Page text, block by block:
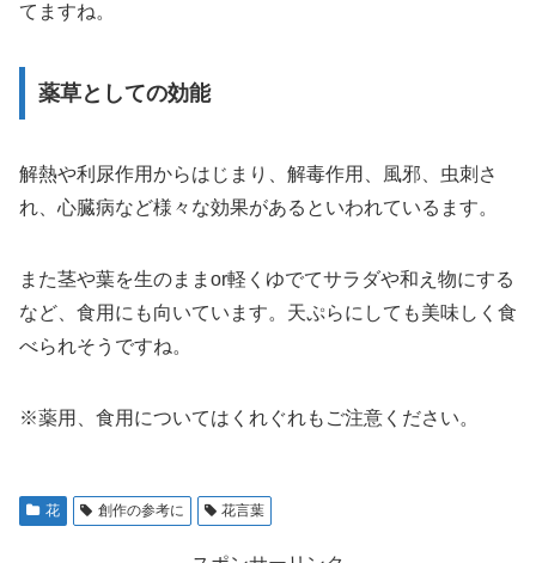
てますね。
薬草としての効能
解熱や利尿作用からはじまり、解毒作用、風邪、虫刺さ
れ、心臓病など様々な効果があるといわれているます。
また茎や葉を生のままor軽くゆでてサラダや和え物にする
など、食用にも向いています。天ぷらにしても美味しく食
べられそうですね。
※薬用、食用についてはくれぐれもご注意ください。
花 創作の参考に 花言葉